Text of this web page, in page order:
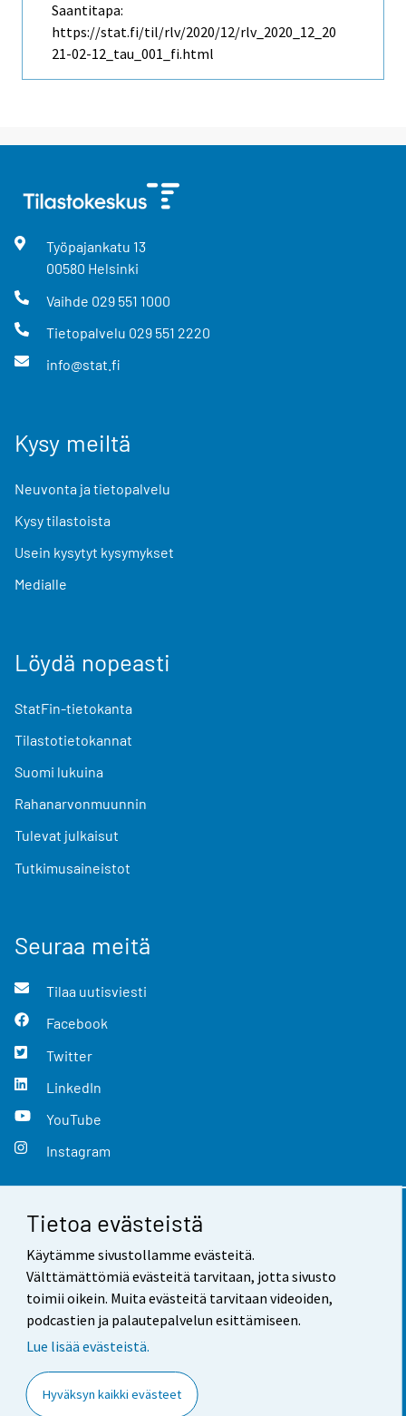
Tietoa evästeistä
Käytämme sivustollamme evästeitä.
Välttämättömiä evästeitä tarvitaan, jotta sivusto
toimii oikein. Muita evästeitä tarvitaan videoiden,
podcastien ja palautepalvelun esittämiseen.
Lue lisää evästeistä.
Hyväksyn kaikki evästeet
Saantitapa:
https://stat.fi/til/rlv/2020/12/rlv_2020_12_20
21-02-12_tau_001_fi.html
Työpajankatu 13
00580 Helsinki
Vaihde 029 551 1000
Tietopalvelu 029 551 2220
info@stat.fi
Kysy meiltä
Neuvonta ja tietopalvelu
Kysy tilastoista
Usein kysytyt kysymykset
Medialle
Löydä nopeasti
StatFin-tietokanta
Tilastotietokannat
Suomi lukuina
Rahanarvonmuunnin
Tulevat julkaisut
Tutkimusaineistot
Seuraa meitä
Tilaa uutisviesti
Facebook
Twitter
LinkedIn
YouTube
Instagram
Yhteystiedot
Palaute
Käyttöehdot
Saavutettavuus
Tietoa sivustosta